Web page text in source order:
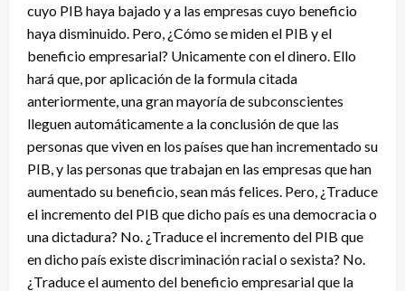
cuyo PIB haya bajado y a las empresas cuyo beneficio
haya disminuido. Pero, ¿Cómo se miden el PIB y el
beneficio empresarial? Unicamente con el dinero. Ello
hará que, por aplicación de la formula citada
anteriormente, una gran mayoría de subconscientes
lleguen automáticamente a la conclusión de que las
personas que viven en los países que han incrementado su
PIB, y las personas que trabajan en las empresas que han
aumentado su beneficio, sean más felices. Pero, ¿Traduce
el incremento del PIB que dicho país es una democracia o
una dictadura? No. ¿Traduce el incremento del PIB que
en dicho país existe discriminación racial o sexista? No.
¿Traduce el aumento del beneficio empresarial que la